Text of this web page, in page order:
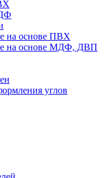
на основе ПВХ
на основе МДФ, ДВП
углов